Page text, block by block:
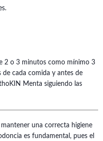
2 o 3 minutos como mínimo 3
de cada comida y antes de
Menta siguiendo las
una correcta higiene
es fundamental, pues el